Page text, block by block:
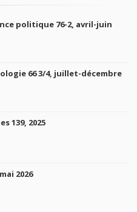
politique 76-2, avril-juin
66 3/4, juillet-décembre
139, 2025
2026